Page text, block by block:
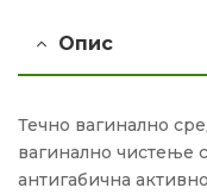
Опис
Течно вагинално
вагинално чистење
антигабична